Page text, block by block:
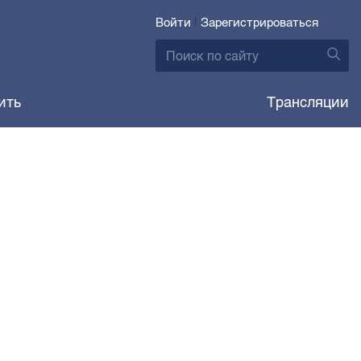
Войти | Зарегистрироваться
Трансляции